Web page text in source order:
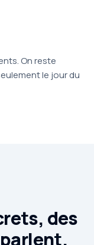
On reste
le jour du
des